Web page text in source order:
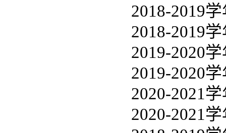
2018-2019
2018-2019
2019-2020
2019-2020
2020-2021
2020-2021